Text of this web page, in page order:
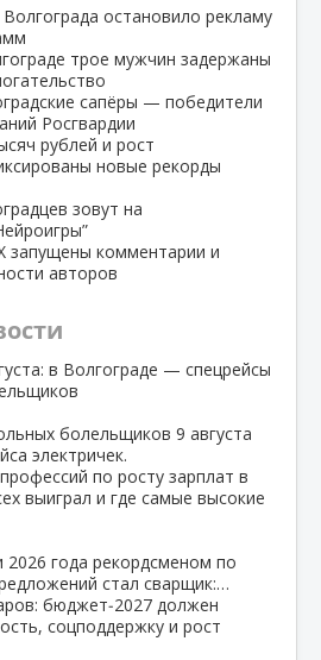
остановило рекламу
трое мужчин задержаны
сапёры — победители
Росгвардии
рублей и рост
новые рекорды
зовут на
запущены комментарии и
авторов
в Волгограде — спецрейсы
болельщиков 9 августа
электричек.
по росту зарплат в
выиграл и где самые высокие
2026 года рекордсменом по
стал сварщик:…
бюджет‑2027 должен
соцподдержку и рост